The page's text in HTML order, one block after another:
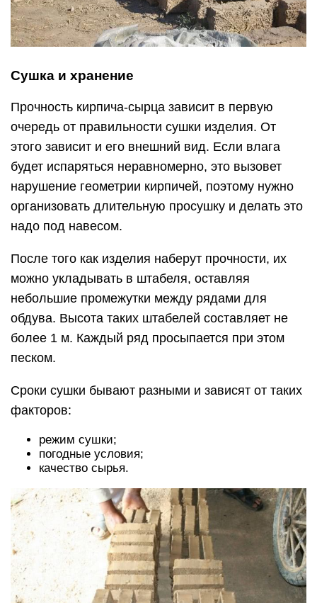
Сушка и хранение
Прочность кирпича-сырца зависит в первую
очередь от правильности сушки изделия. От
этого зависит и его внешний вид. Если влага
будет испаряться неравномерно, это вызовет
нарушение геометрии кирпичей, поэтому нужно
организовать длительную просушку и делать это
надо под навесом.
После того как изделия наберут прочности, их
можно укладывать в штабеля, оставляя
небольшие промежутки между рядами для
обдува. Высота таких штабелей составляет не
более 1 м. Каждый ряд просыпается при этом
песком.
Сроки сушки бывают разными и зависят от таких
факторов:
режим сушки;
погодные условия;
качество сырья.